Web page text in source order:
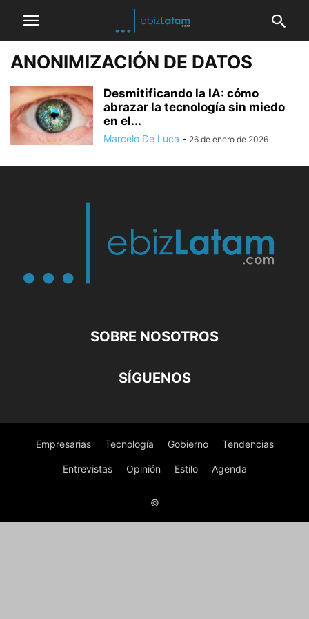
ANONIMIZACIÓN DE DATOS
Desmitificando la IA: cómo
abrazar la tecnología sin miedo
en el...
Marcelo De Luca - 26 de enero de 2026
SOBRE NOSOTROS
SÍGUENOS
Empresarias Tecnología Gobierno Tendencias
Entrevistas Opinión Estilo Agenda
©